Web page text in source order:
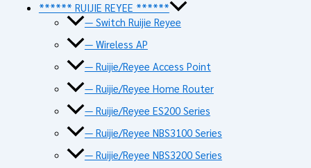
****** RUIJIE REYEE ******
— Switch Ruijie Reyee
— Wireless AP
— Ruijie/Reyee Access Point
— Ruijie/Reyee Home Router
— Ruijie/Reyee ES200 Series
— Ruijie/Reyee NBS3100 Series
— Ruijie/Reyee NBS3200 Series